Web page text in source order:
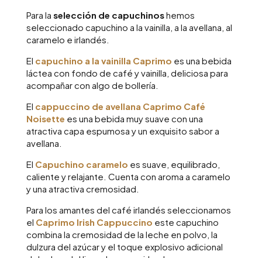
Para la selección de capuchinoshemos
seleccionado capuchino a la vainilla, a la avellana, al
caramelo e irlandés.
El capuchino a la vainilla Caprimo es una bebida
láctea con fondo de café y vainilla, deliciosa para
acompañar con algo de bollería.
El cappuccino de avellana Caprimo Café
Noisette es una bebida muy suave con una
atractiva capa espumosa y un exquisito sabor a
avellana.
El Capuchino caramelo es suave, equilibrado,
caliente y relajante. Cuenta con aroma a caramelo
y una atractiva cremosidad.
Para los amantes del café irlandés seleccionamos
el Caprimo Irish Cappuccino este capuchino
combina la cremosidad de la leche en polvo, la
dulzura del azúcar y el toque explosivo adicional